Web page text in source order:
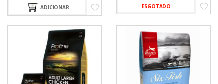
original
€59.00.
atual
€56.05.
ADICIONAR ESGOTADO